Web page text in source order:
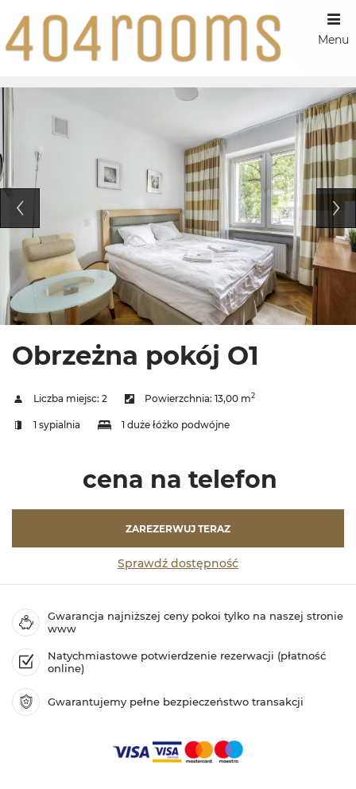
Menu
Obrzeżna pokój O1
Liczba miejsc: 2 Powierzchnia: 13,00 m2
1 sypialnia 1 duże łóżko podwójne
cena na telefon
ZAREZERWUJ TERAZ
Sprawdź dostępność
Gwarancja najniższej ceny pokoi tylko na naszej stronie
www
Natychmiastowe potwierdzenie rezerwacji (płatność
online)
Gwarantujemy pełne bezpieczeństwo transakcji